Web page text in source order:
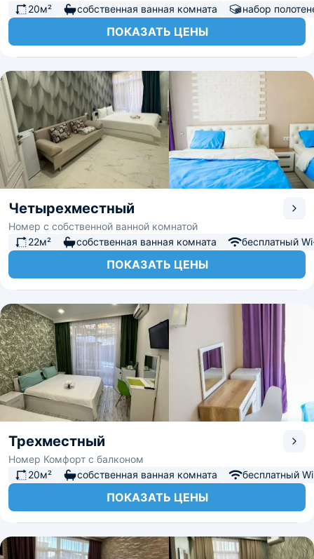
20м²
собственная ванная комната набор
ПОКАЗАТЬ ЦЕНЫ
Четырехместный
Номер с собственной ванной комнатой
22м²
собственная ванная комната бесплатный
ПОКАЗАТЬ ЦЕНЫ
Трехместный
Номер Комфорт с балконом
20м²
собственная ванная комната бесплатный
ПОКАЗАТЬ ЦЕНЫ